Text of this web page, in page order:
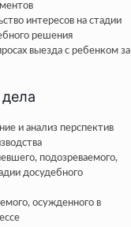
интересов на стадии
решения
выезда с ребенком за
и анализ перспектив
подозреваемого,
досудебного
осужденного в